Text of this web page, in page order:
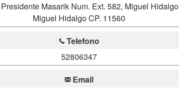
Masarik Num. Ext. 582, Miguel Hidalgo
Miguel Hidalgo CP. 11560
Telefono
52806347
Email